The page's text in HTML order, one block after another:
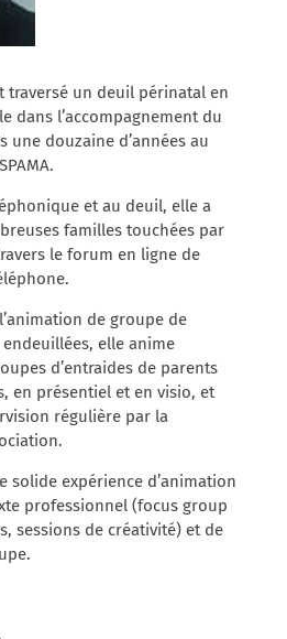
traversé un deuil périnatal en
dans l’accompagnement du
une douzaine d’années au
et au deuil, elle a
familles touchées par
le forum en ligne de
de groupe de
elle anime
d’entraides de parents
en présentiel et en visio, et
régulière par la
solide expérience d’animation
professionnel (focus group
sessions de créativité) et de